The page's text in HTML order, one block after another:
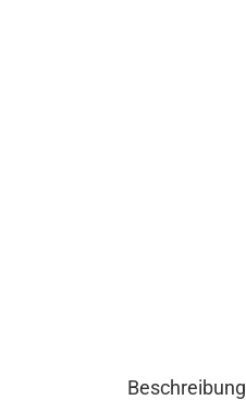
Beschreibung